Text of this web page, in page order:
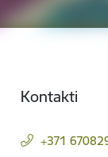
Kontakti
+371